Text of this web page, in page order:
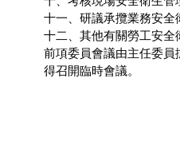
十一、研議承攬業務安全
十二、其他有關勞工安全
前項委員會議由主任委員
得召開臨時會議。